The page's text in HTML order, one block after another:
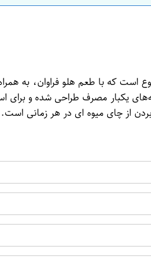
یک چای میوه ای لذت بخش و متنوع است که با
میوه ای است که به شکل کیسه‌های یکبار
از چای میوه ای در هر زمانی است.